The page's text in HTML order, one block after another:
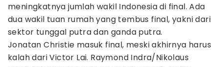
meningkatnya jumlah wakil Indonesia di final. Ada
dua wakil tuan rumah yang tembus final, yakni dari
sektor tunggal putra dan ganda putra.
Jonatan Christie masuk final, meski akhirnya harus
kalah dari Victor Lai. Raymond Indra/Nikolaus